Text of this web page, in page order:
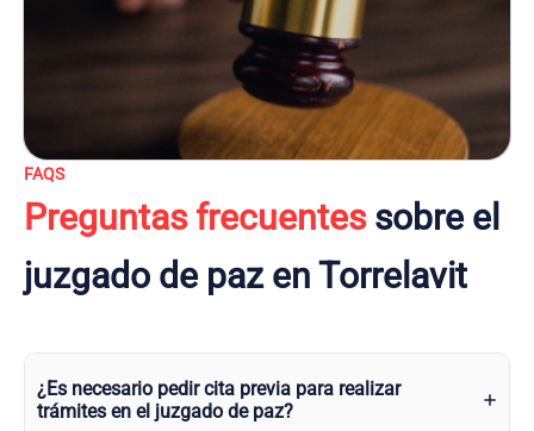
FAQS
Preguntas frecuentessobre el
juzgado de paz en Torrelavit
¿Es necesario pedir cita previa para realizar
trámites en el juzgado de paz?